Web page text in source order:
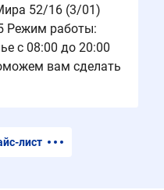
52/16 (3/01)
Режим работы:
с 08:00 до 20:00
вам сделать
лист